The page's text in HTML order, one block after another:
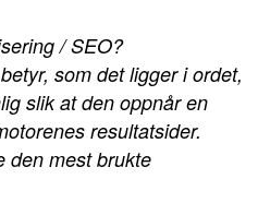
/ SEO?
som det ligger i ordet,
slik at den oppnår en
resultatsider.
den mest brukte